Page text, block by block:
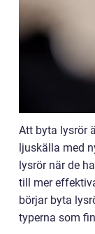
Att byta lysrör
ljuskälla med
lysrör när de
till mer
börjar byta
typerna som